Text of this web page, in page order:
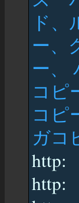
ド
ー、
ー、
コピ
コピ
ガコ
http:
http: